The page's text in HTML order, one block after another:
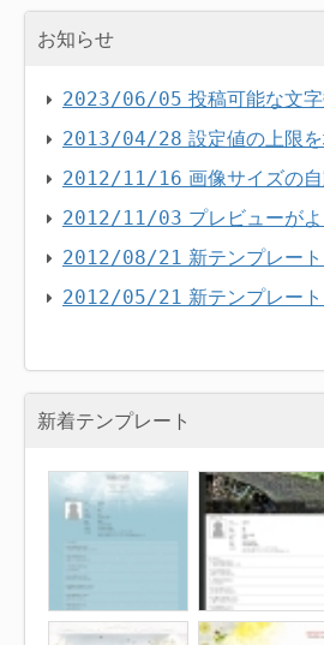
お知らせ
2023/06/05 投稿可能な文
2013/04/28 設定値の上限
2012/11/16 画像サイズの
2012/11/03 プレビューが
2012/08/21 新テンプレー
2012/05/21 新テンプレー
新着テンプレート